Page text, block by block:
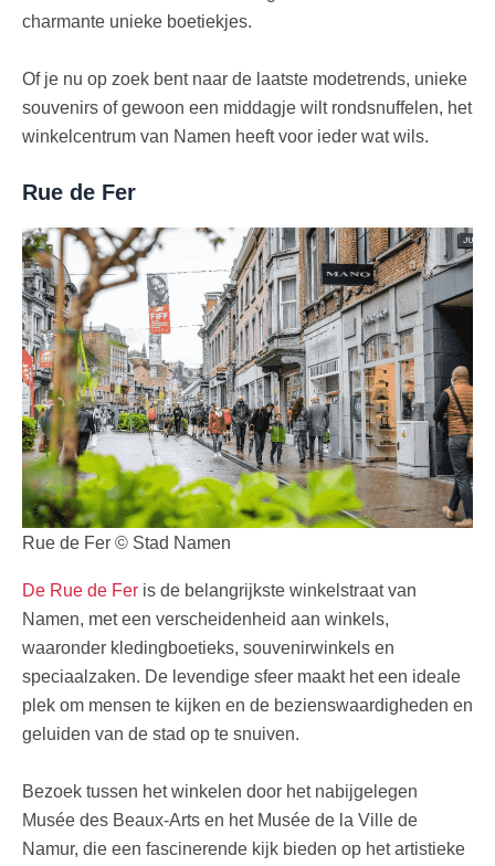
charmante unieke boetiekjes.
Of je nu op zoek bent naar de laatste modetrends, unieke
souvenirs of gewoon een middagje wilt rondsnuffelen, het
winkelcentrum van Namen heeft voor ieder wat wils.
Rue de Fer
Rue de Fer © Stad Namen
De Rue de Fer is de belangrijkste winkelstraat van
Namen, met een verscheidenheid aan winkels,
waaronder kledingboetieks, souvenirwinkels en
speciaalzaken. De levendige sfeer maakt het een ideale
plek om mensen te kijken en de bezienswaardigheden en
geluiden van de stad op te snuiven.
Bezoek tussen het winkelen door het nabijgelegen
Musée des Beaux-Arts en het Musée de la Ville de
Namur, die een fascinerende kijk bieden op het artistieke